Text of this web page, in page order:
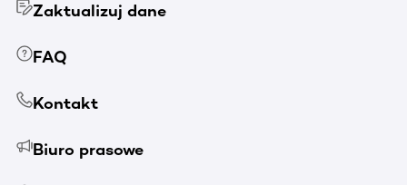
Zaktualizuj dane
FAQ
Kontakt
Biuro prasowe